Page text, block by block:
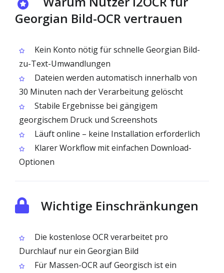
Georgian Bild-OCR vertrauen
Kein Konto nötig für schnelle Georgian Bild-
zu-Text-Umwandlungen
Dateien werden automatisch innerhalb von
30 Minuten nach der Verarbeitung gelöscht
Stabile Ergebnisse bei gängigem
georgischem Druck und Screenshots
Läuft online – keine Installation erforderlich
Klarer Workflow mit einfachen Download-
Optionen
Wichtige Einschränkungen
Die kostenlose OCR verarbeitet pro
Durchlauf nur ein Georgian Bild
Für Massen-OCR auf Georgisch ist ein